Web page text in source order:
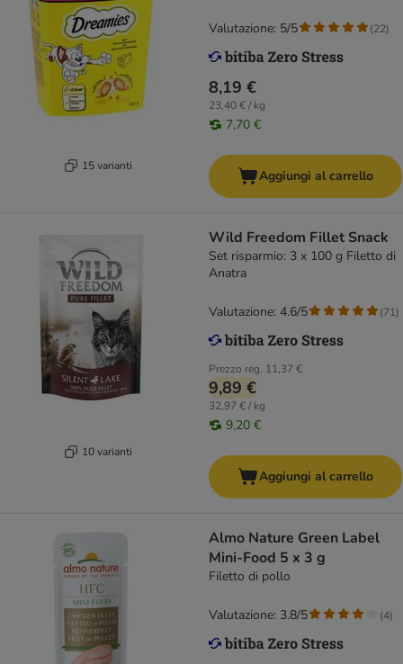
15 varianti
8,19 €
23,40 € / kg
7,70 €
Valutazione: 5/5 (22)
Aggiungi al carrello
10 varianti
Wild Freedom Fillet Snack
Set risparmio: 3 x 100 g Filetto di
Anatra
Prezzo reg. 11,37 €
9,89 €
32,97 € / kg
9,20 €
Valutazione: 4.6/5 (71)
Aggiungi al carrello
Almo Nature Green Label
Mini-Food 5 x 3 g
Filetto di pollo
Valutazione: 3.8/5 (4)